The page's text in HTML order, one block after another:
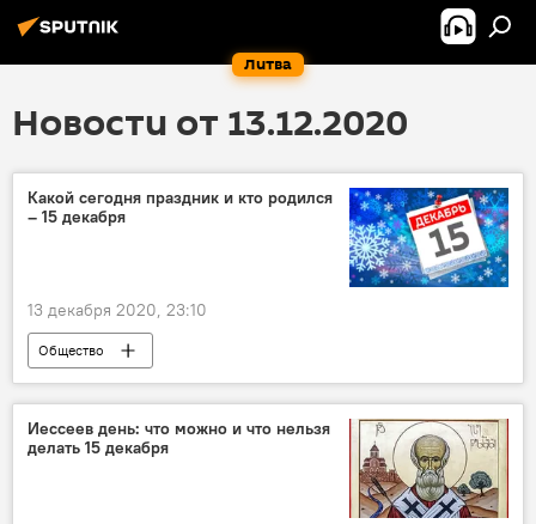
Литва
Новости от 13.12.2020
Какой сегодня праздник и кто родился
– 15 декабря
13 декабря 2020, 23:10
Общество
Иессеев день: что можно и что нельзя
делать 15 декабря